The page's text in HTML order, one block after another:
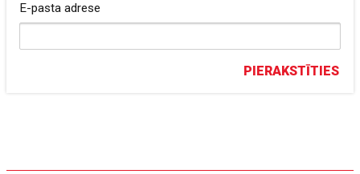
E-pasta adrese
PIERAKSTĪTIES